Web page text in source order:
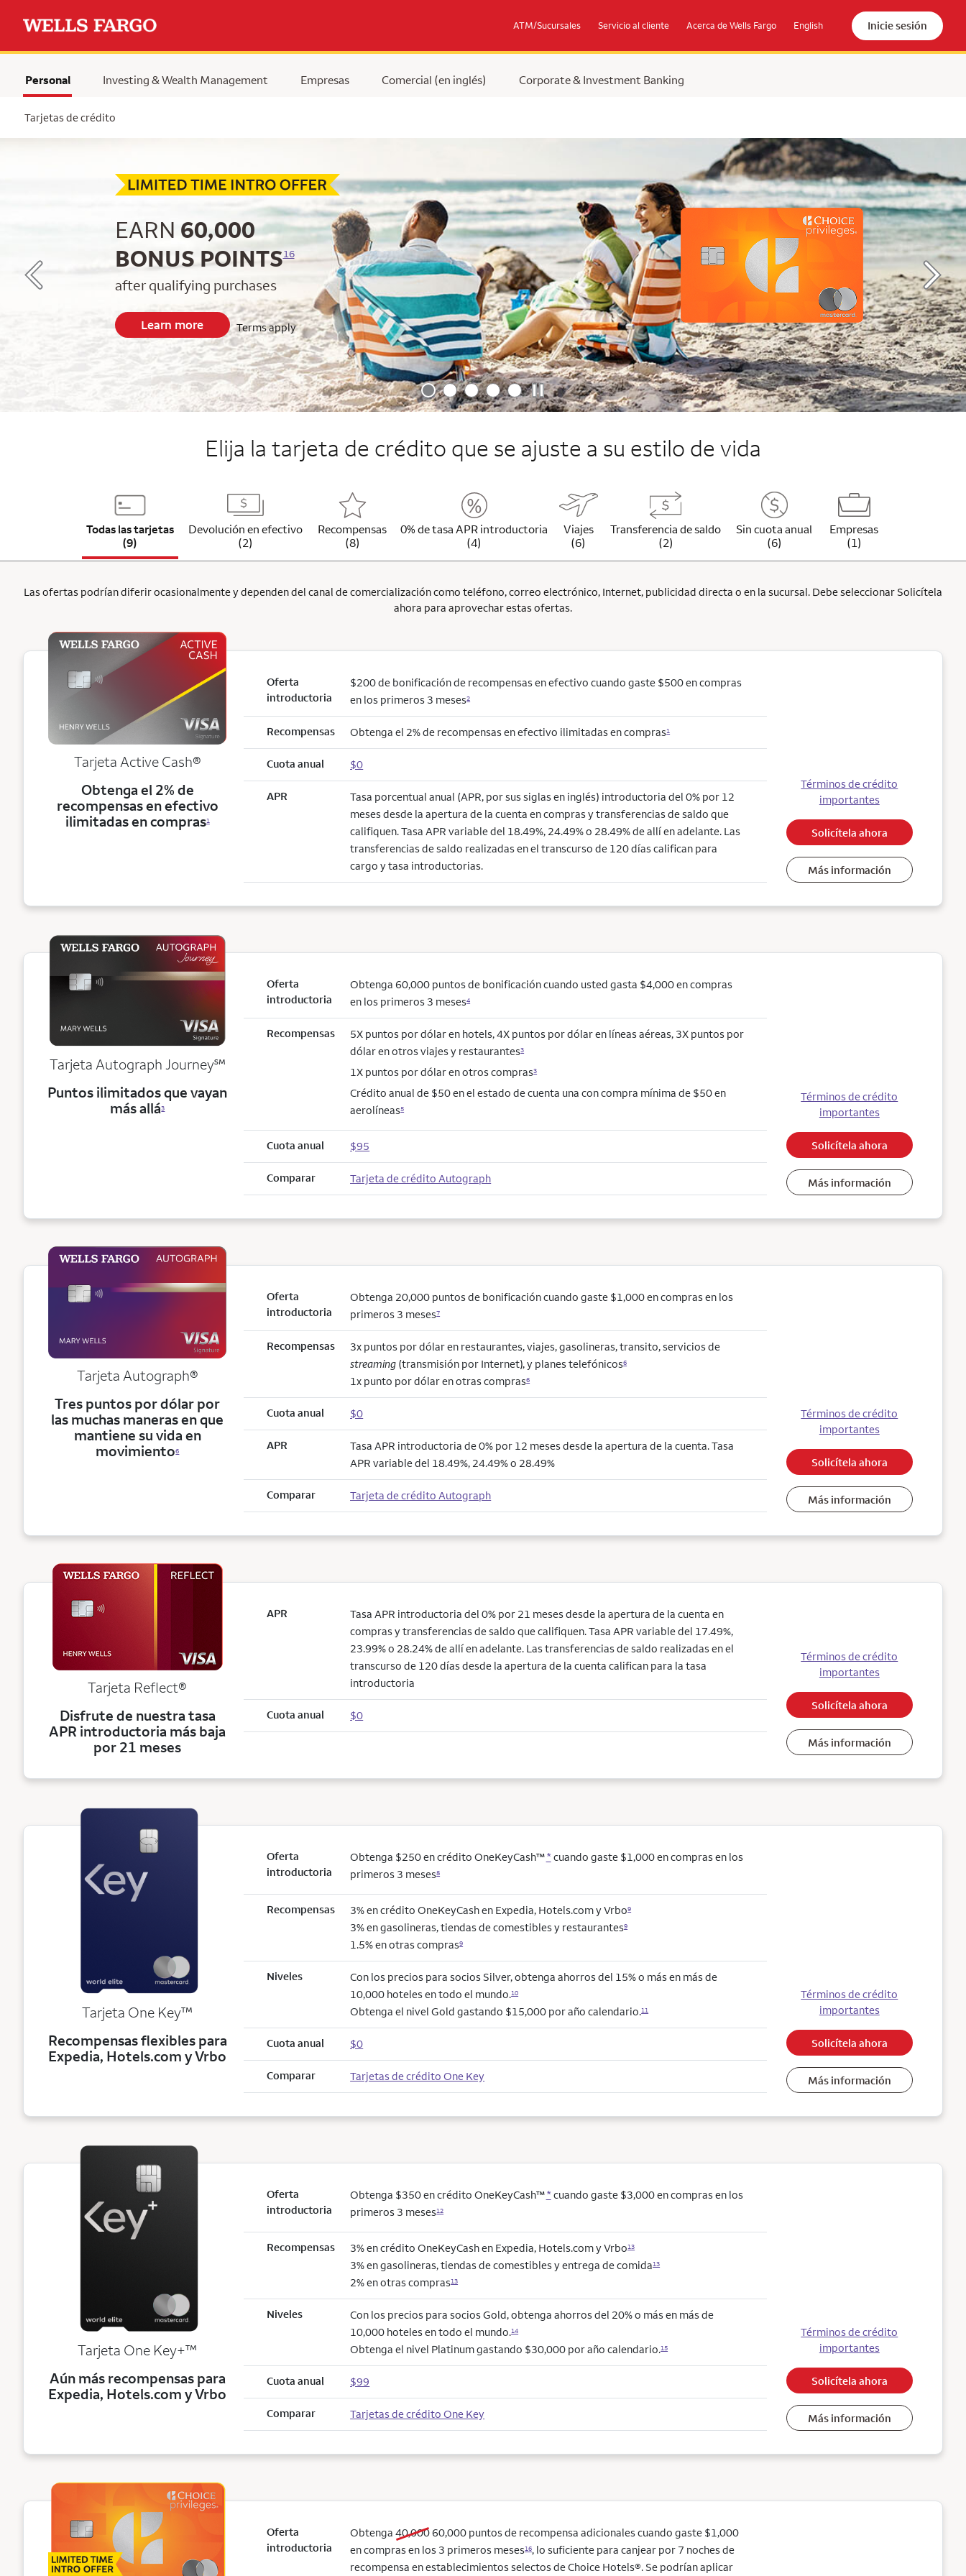
ATM/Sucursales Servicio al cliente Acerca de Wells Fargo English Inicie sesión
Personal Investing & Wealth Management Empresas Comercial (en inglés) Corporate & Investment Banking
Tarjetas de crédito
EARN 60,000
BONUS POINTS16
after qualifying purchases
Learn more Terms apply
Elija la tarjeta de crédito que se ajuste a su estilo de vida
Todas las tarjetas
(9)
Devolución en efectivo
(2)
Recompensas
(8)
0% de tasa APR introductoria
(4)
Viajes
(6)
Transferencia de saldo
(2)
Sin cuota anual
(6)
Empresas
(1)
Las ofertas podrían diferir ocasionalmente y dependen del canal de comercialización como teléfono, correo electrónico, Internet, publicidad directa o en la sucursal. Debe seleccionar Solicítela
ahora para aprovechar estas ofertas.
Tarjeta Active Cash®
Obtenga el 2% de
recompensas en efectivo
ilimitadas en compras1
Oferta
introductoria
$200 de bonificación de recompensas en efectivo cuando gaste $500 en compras
en los primeros 3 meses2
Recompensas Obtenga el 2% de recompensas en efectivo ilimitadas en compras1
Cuota anual $0
APR
Tasa porcentual anual (APR, por sus siglas en inglés) introductoria del 0% por 12
meses desde la apertura de la cuenta en compras y transferencias de saldo que
califiquen. Tasa APR variable del 18.49%, 24.49% o 28.49% de allí en adelante. Las
transferencias de saldo realizadas en el transcurso de 120 días califican para
cargo y tasa introductorias.
Términos de crédito
importantes
Solicítela ahora
Más información
Tarjeta Autograph Journeyservice mark
℠
Puntos ilimitados que vayan
más allá3
Oferta
introductoria
Obtenga 60,000 puntos de bonificación cuando usted gasta $4,000 en compras
en los primeros 3 meses4
Recompensas
5X puntos por dólar en hotels, 4X puntos por dólar en líneas aéreas, 3X puntos por
dólar en otros viajes y restaurantes3
1X puntos por dólar en otros compras3
Crédito anual de $50 en el estado de cuenta una con compra mínima de $50 en
aerolíneas5
Cuota anual $95
Comparar Tarjeta de crédito Autograph
Términos de crédito
importantes
Solicítela ahora
Más información
Tarjeta Autograph®
Tres puntos por dólar por
las muchas maneras en que
mantiene su vida en
movimiento6
Oferta
introductoria
Obtenga 20,000 puntos de bonificación cuando gaste $1,000 en compras en los
primeros 3 meses7
Recompensas
3x puntos por dólar en restaurantes, viajes, gasolineras, transito, servicios de
streaming (transmisión por Internet), y planes telefónicos6
1x punto por dólar en otras compras6
Cuota anual $0
APR
Tasa APR introductoria de 0% por 12 meses desde la apertura de la cuenta. Tasa
APR variable del 18.49%, 24.49% o 28.49%
Comparar Tarjeta de crédito Autograph
Términos de crédito
importantes
Solicítela ahora
Más información
Tarjeta Reflect®
Disfrute de nuestra tasa
APR introductoria más baja
por 21 meses
APR
Tasa APR introductoria del 0% por 21 meses desde la apertura de la cuenta en
compras y transferencias de saldo que califiquen. Tasa APR variable del 17.49%,
23.99% o 28.24% de allí en adelante. Las transferencias de saldo realizadas en el
transcurso de 120 días desde la apertura de la cuenta califican para la tasa
introductoria
Cuota anual $0
Términos de crédito
importantes
Solicítela ahora
Más información
Tarjeta One Keytrademark
™
Recompensas flexibles para
Expedia, Hotels.com y Vrbo
Oferta
introductoria
Obtenga $250 en crédito OneKeyCash™* cuando gaste $1,000 en compras en los
primeros 3 meses8
Recompensas 3% en crédito OneKeyCash en Expedia, Hotels.com y Vrbo9
3% en gasolineras, tiendas de comestibles y restaurantes9
1.5% en otras compras9
Niveles
Con los precios para socios Silver, obtenga ahorros del 15% o más en más de
10,000 hoteles en todo el mundo.10
Obtenga el nivel Gold gastando $15,000 por año calendario.11
Cuota anual $0
Comparar Tarjetas de crédito One Key
Términos de crédito
importantes
Solicítela ahora
Más información
Tarjeta One Key+trademark
™
Aún más recompensas para
Expedia, Hotels.com y Vrbo
Oferta
introductoria
Obtenga $350 en crédito OneKeyCash™* cuando gaste $3,000 en compras en los
primeros 3 meses12
Recompensas 3% en crédito OneKeyCash en Expedia, Hotels.com y Vrbo13
3% en gasolineras, tiendas de comestibles y entrega de comida13
2% en otras compras13
Niveles
Con los precios para socios Gold, obtenga ahorros del 20% o más en más de
10,000 hoteles en todo el mundo.14
Obtenga el nivel Platinum gastando $30,000 por año calendario.15
Cuota anual $99
Comparar Tarjetas de crédito One Key
Términos de crédito
importantes
Solicítela ahora
Más información
Oferta
introductoria
Obtenga40,000old bonus
60,000new bonus
puntos de recompensa adicionales cuando gaste $1,000
en compras en los 3 primeros meses16, lo suficiente para canjear por 7 noches de
recompensa en establecimientos selectos de Choice Hotels®. Se podrían aplicar